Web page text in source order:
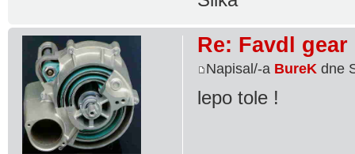
Re: Favdl
Napisal/-a BureK dne
lepo tole !